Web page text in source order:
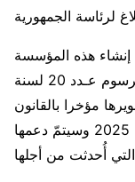
لرئاسة الجمهورية
إنشاء هذه المؤسسة
كان بادر بها عقب الثورة وتمّ تجسيدها بالمرسوم عـدد 20 لسنة
أفريل 2022، ثمّ تطويرها مؤخرا بالقانون
عدد 1 لسنة 2025 المؤرخ في 9 جانفي 2025 وسيتمّ دعمها
أُحدثت من أجلها